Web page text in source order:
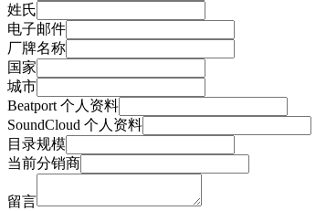
姓氏
电子邮件
厂牌名称
国家
城市
Beatport 个人资料
SoundCloud 个人资料
目录规模
当前分销商
留言